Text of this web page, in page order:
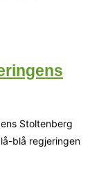
Stoltenberg
blå regjeringen